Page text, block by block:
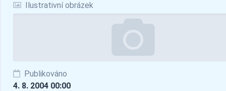
Ilustrativní obrázek
Publikováno
4. 8. 2004 00:00